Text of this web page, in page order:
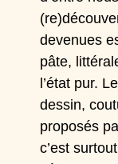
devenues
pâte,
l’état pur.
dessin,
proposés
c’est